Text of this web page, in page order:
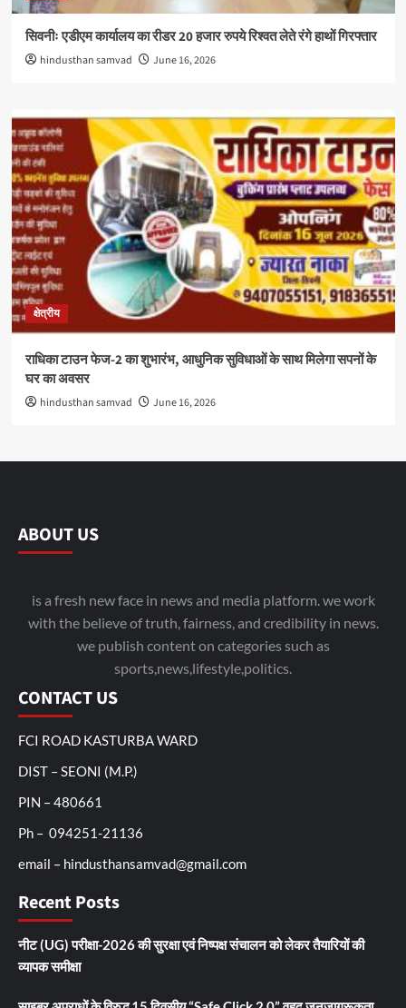
सिवनीः एडीएम कार्यालय का रीडर 20 हजार रुपये रिश्वत लेते रंगे हाथों गिरफ्तार
hindusthan samvad June 16, 2026
क्षेत्रीय
राधिका टाउन फेज-2 का शुभारंभ, आधुनिक सुविधाओं के साथ मिलेगा सपनों के
घर का अवसर
hindusthan samvad June 16, 2026
ABOUT US
is a fresh new face in news and media platform. we work
with the believe of truth, fairness, and credibility in news.
we publish content on categories such as
sports,news,lifestyle,politics.
CONTACT US
FCI ROAD KASTURBA WARD
DIST – SEONI (M.P.)
PIN – 480661
Ph – 094251-21136
email – hindusthansamvad@gmail.com
Recent Posts
नीट (UG) परीक्षा-2026 की सुरक्षा एवं निष्पक्ष संचालन को लेकर तैयारियों की
व्यापक समीक्षा